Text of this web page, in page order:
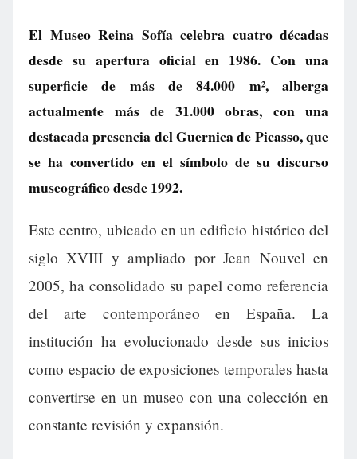
El Museo Reina Sofía celebra cuatro décadas
desde su apertura oficial en 1986. Con una
superficie de más de 84.000 m², alberga
actualmente más de 31.000 obras, con una
destacada presencia del Guernica de Picasso, que
se ha convertido en el símbolo de su discurso
museográfico desde 1992.
Este centro, ubicado en un edificio histórico del
siglo XVIII y ampliado por Jean Nouvel en
2005, ha consolidado su papel como referencia
del arte contemporáneo en España. La
institución ha evolucionado desde sus inicios
como espacio de exposiciones temporales hasta
convertirse en un museo con una colección en
constante revisión y expansión.